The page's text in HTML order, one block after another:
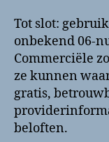
Tot slot:
onbekend 06-
Commerciële
ze kunnen
gratis,
beloften.